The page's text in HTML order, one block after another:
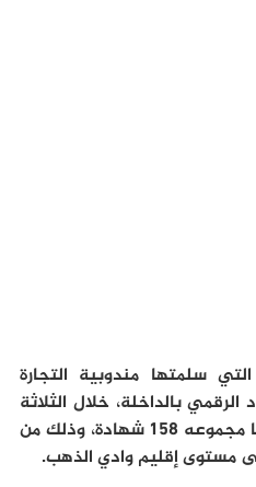
سلمتها مندوبية التجارة
الرقمي بالداخلة، خلال الثلاثة
أشهر الأولى من سنة 2017، ما مجموعه 158 شهادة، وذلك من
مستوى إقليم وادي الذهب.